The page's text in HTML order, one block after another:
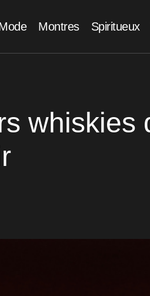
Montres Spiritueux
whiskies